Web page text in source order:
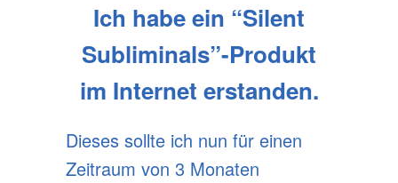
Ich habe ein “Silent
Subliminals”-Produkt
im Internet erstanden.
Dieses sollte ich nun für einen
Zeitraum von 3 Monaten